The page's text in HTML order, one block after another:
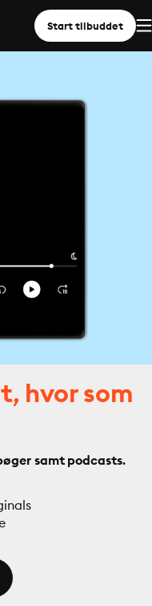
Start tilbuddet
hvor som
samt podcasts.